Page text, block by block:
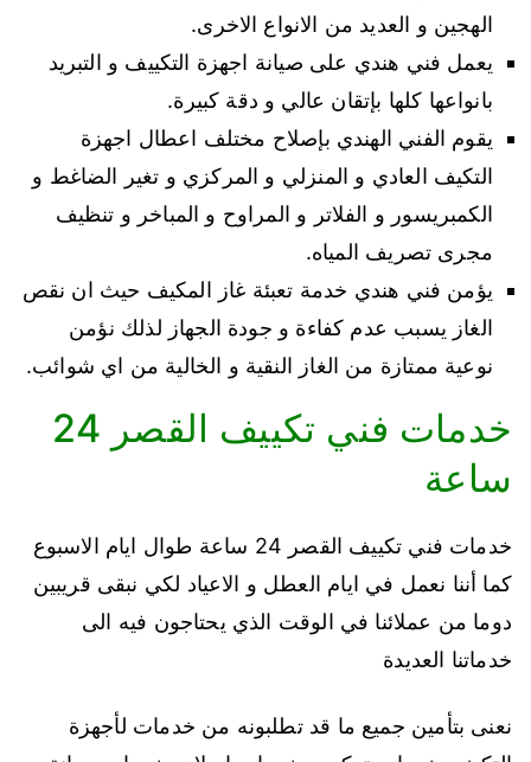
الهجين و العديد من الانواع الاخرى.
يعمل فني هندي على صيانة اجهزة التكييف و التبريد
بانواعها كلها بإتقان عالي و دقة كبيرة.
يقوم الفني الهندي بإصلاح مختلف اعطال اجهزة
التكيف العادي و المنزلي و المركزي و تغير الضاغط و
الكمبريسور و الفلاتر و المراوح و المباخر و تنظيف
مجرى تصريف المياه.
يؤمن فني هندي خدمة تعبئة غاز المكيف حيث ان نقص
الغاز يسبب عدم كفاءة و جودة الجهاز لذلك نؤمن
نوعية ممتازة من الغاز النقية و الخالية من اي شوائب.
خدمات فني تكييف القصر 24
ساعة
خدمات فني تكييف القصر 24 ساعة طوال ايام الاسبوع
كما أننا نعمل في ايام العطل و الاعياد لكي نبقى قريبين
دوما من عملائنا في الوقت الذي يحتاجون فيه الى
خدماتنا العديدة
نعنى بتأمين جميع ما قد تطلبونه من خدمات لأجهزة